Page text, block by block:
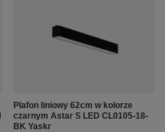
Plafon liniowy 62cm w kolorze
czarnym Astar S LED CL0105-18-
BK Yaskr